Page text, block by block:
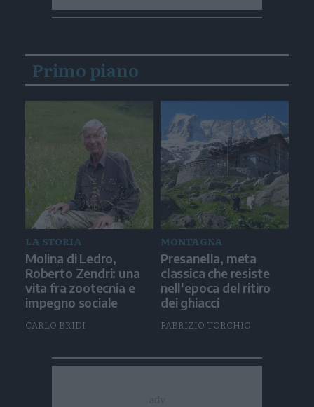
Primo piano
LA STORIA
Molina di Ledro,
Roberto Zendri: una
vita fra zootecnia e
impegno sociale
CARLO BRIDI
MONTAGNA
Presanella, meta
classica che resiste
nell'epoca del ritiro
dei ghiacci
FABRIZIO TORCHIO